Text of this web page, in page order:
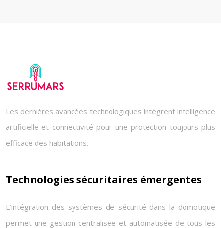
Les dernières avancées technologiques intègrent intelligence
artificielle et connectivité pour une protection toujours plus
efficace des habitations.
Technologies sécuritaires émergentes
L’intégration des systèmes de sécurité dans la domotique
permet une gestion centralisée et automatisée de tous les